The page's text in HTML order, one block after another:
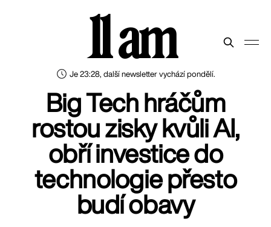
Je 23:28, další newsletter vychází pondělí.
11 am
Big Tech hráčům
rostou zisky kvůli AI,
obří investice do
technologie přesto
budí obavy